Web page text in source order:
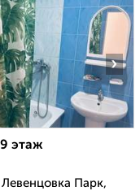
›
этаж
Парк,